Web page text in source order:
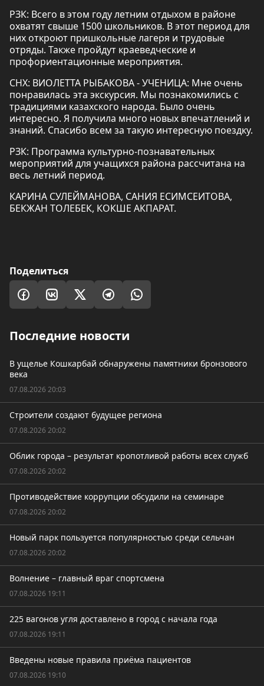
РЗК: Всего в этом году летним отдыхом в районе
охватят свыше 1500 школьников. В этот период для
них откроют пришкольные лагеря и трудовые
отряды. Также пройдут краеведческие и
профориентационные мероприятия.
СНХ: ВИОЛЕТТА РЫБАКОВА - УЧЕНИЦА: Мне очень
понравилась эта экскурсия. Мы познакомились с
традициями казахского народа. Было очень
интересно. Я получила много новых впечатлений и
знаний. Спасибо всем за такую интересную поездку.
РЗК: Программа культурно-познавательных
мероприятий для учащихся района рассчитана на
весь летний период.
КАРИНА СУЛЕЙМАНОВА, САНИЯ ЕСИМСЕИТОВА,
БЕКЖАН ТОЛЕБЕК, КОКШЕ АКПАРАТ.
Поделиться
Последние новости
В ущелье Кошкарбай обнаружены памятники бронзового
века
07.08.2026 20:03
Строители создают будущее региона
07.08.2026 20:02
Облик города – результат кропотливой работы всех служб
07.08.2026 20:02
Противодействие коррупции обсудили на семинаре
07.08.2026 20:02
Новый парк пользуется популярностью среди сельчан
07.08.2026 20:02
Волнение – главный враг спортсмена
07.08.2026 19:11
225 вагонов угля доставлено в город с начала года
07.08.2026 19:11
Введены новые правила приёма пациентов
07.08.2026 19:10